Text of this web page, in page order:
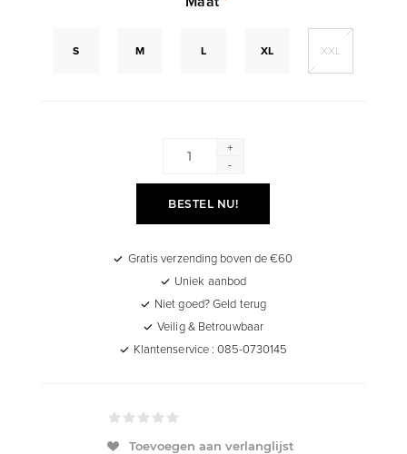
S M L XL XXL
+
-
BESTEL NU!
Gratis verzending boven de €60
Uniek aanbod
Niet goed? Geld terug
Veilig & Betrouwbaar
Klantenservice : 085-0730145
Toevoegen aan verlanglijst